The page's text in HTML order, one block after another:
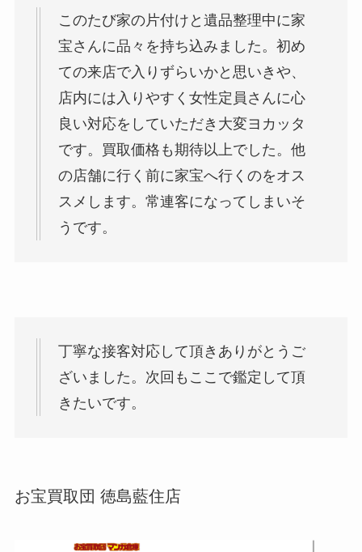
このたび家の片付けと遺品整理中に家
宝さんに品々を持ち込みました。初め
ての来店で入りずらいかと思いきや、
店内には入りやすく女性定員さんに心
良い対応をしていただき大変ヨカッタ
です。買取価格も期待以上でした。他
の店舗に行く前に家宝へ行くのをオス
スメします。常連客になってしまいそ
うです。
丁寧な接客対応して頂きありがとうご
ざいました。次回もここで鑑定して頂
きたいです。
お宝買取団 徳島藍住店